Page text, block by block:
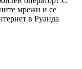
мрежи и се
в Руанда